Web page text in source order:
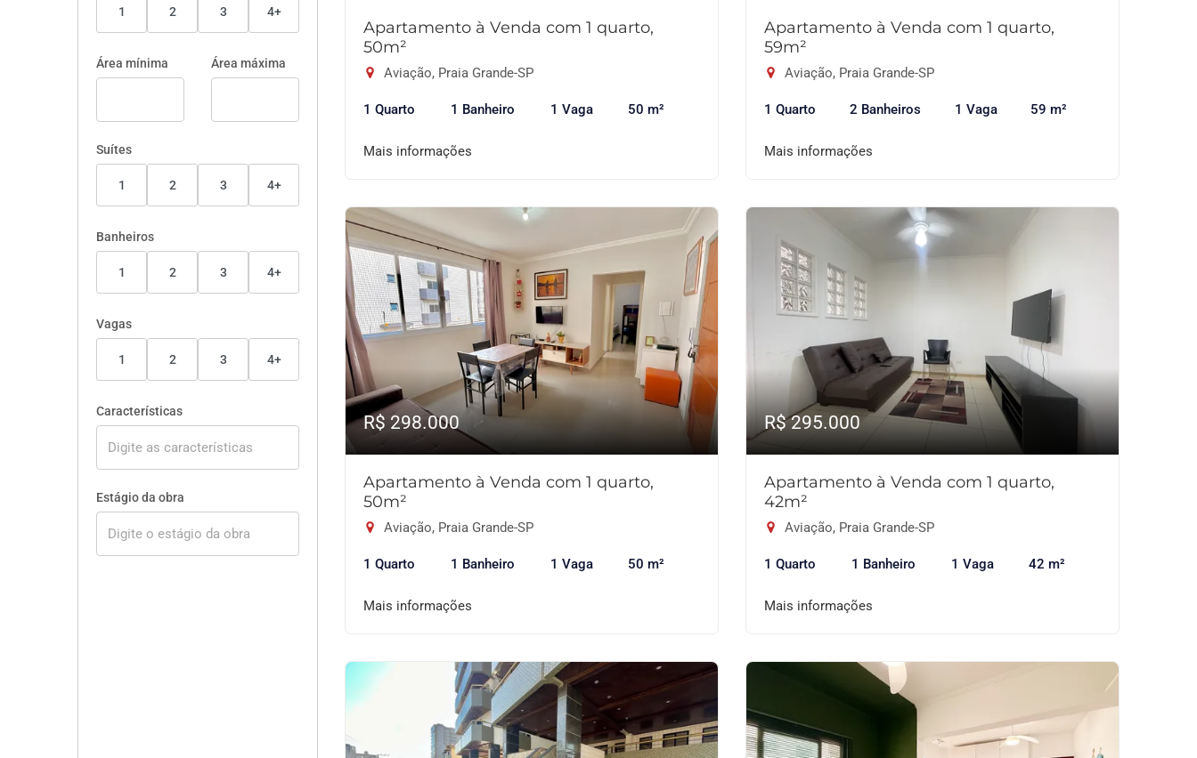
1 2 3 4+
Área mínima Área máxima
Suítes
1 2 3 4+
Banheiros
1 2 3 4+
Vagas
1 2 3 4+
Características
Estágio da obra
Apartamento à Venda com 1 quarto,
50m²
Aviação, Praia Grande-SP
1 Quarto 1 Banheiro 1 Vaga 50 m²
Mais informações
Apartamento à Venda com 1 quarto,
59m²
Aviação, Praia Grande-SP
1 Quarto 2 Banheiros 1 Vaga 59 m²
Mais informações
R$ 298.000
Apartamento à Venda com 1 quarto,
50m²
Aviação, Praia Grande-SP
1 Quarto 1 Banheiro 1 Vaga 50 m²
Mais informações
R$ 295.000
Apartamento à Venda com 1 quarto,
42m²
Aviação, Praia Grande-SP
1 Quarto 1 Banheiro 1 Vaga 42 m²
Mais informações